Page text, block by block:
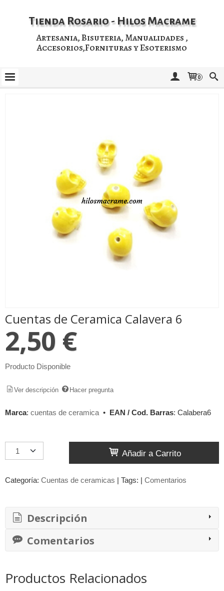
Tienda Rosario - Hilos Macrame
Artesania, Bisuteria, Manualidades ,
Accesorios,Fornituras y Esoterismo
0
Cuentas de Ceramica Calavera 6
2,50 €
Producto Disponible
Ver descripción Hacer pregunta
Marca: cuentas de ceramica • EAN / Cod. Barras: Calabera6
Añadir a Carrito
Categoría: Cuentas de ceramicas | Tags: | Comentarios
Descripción
Comentarios
Productos Relacionados